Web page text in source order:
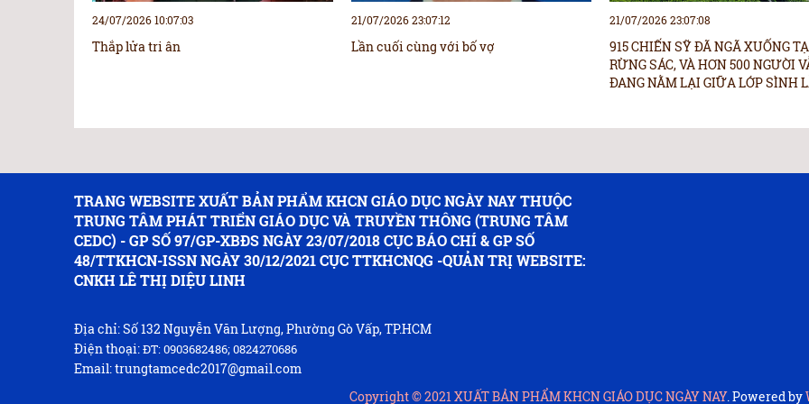
24/07/2026 10:07:03
Thắp lửa tri ân
21/07/2026 23:07:12
Lần cuối cùng với bố vợ
21/07/2026 23:07:08
915 CHIẾN SỸ ĐÃ NGÃ XUỐNG
RỪNG SÁC, VÀ HƠN 500 NGƯỜI
ĐANG NẰM LẠI GIỮA LỚP SÌNH
TRANG WEBSITE XUẤT BẢN PHẨM KHCN GIÁO DỤC NGÀY NAY THUỘC
TRUNG TÂM PHÁT TRIỂN GIÁO DỤC VÀ TRUYỀN THÔNG (TRUNG TÂM
CEDC) - GP SỐ 97/GP-XBĐS NGÀY 23/07/2018 CỤC BÁO CHÍ & GP SỐ
48/TTKHCN-ISSN NGÀY 30/12/2021 CỤC TTKHCNQG -QUẢN TRỊ WEBSITE:
CNKH LÊ THỊ DIỆU LINH
Địa chỉ: Số 132 Nguyễn Văn Lượng, Phường Gò Vấp, TP.HCM
Điện thoại:ĐT: 0903682486; 0824270686
Email: trungtamcedc2017@gmail.com
Copyright © 2021 XUẤT BẢN PHẨM KHCN GIÁO DỤC NGÀY NAY. Powered by